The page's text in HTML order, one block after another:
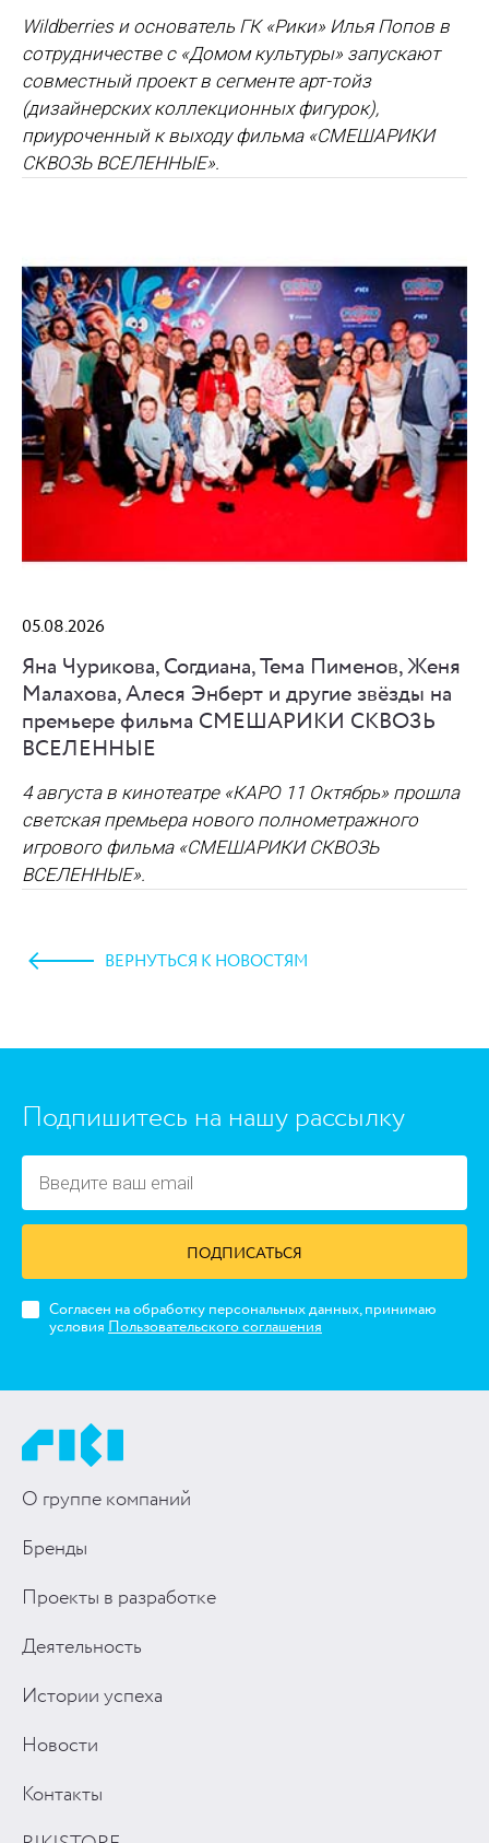
Wildberries и основатель ГК «Рики» Илья Попов в
сотрудничестве с «Домом культуры» запускают
совместный проект в сегменте арт-тойз
(дизайнерских коллекционных фигурок),
приуроченный к выходу фильма «СМЕШАРИКИ
СКВОЗЬ ВСЕЛЕННЫЕ».
05.08.2026
Яна Чурикова, Согдиана, Тема Пименов, Женя
Малахова, Алеся Энберт и другие звёзды на
премьере фильма СМЕШАРИКИ СКВОЗЬ
ВСЕЛЕННЫЕ
4 августа в кинотеатре «КАРО 11 Октябрь» прошла
светская премьера нового полнометражного
игрового фильма «СМЕШАРИКИ СКВОЗЬ
ВСЕЛЕННЫЕ».
https://www.high-endrolex.com/45
ВЕРНУТЬСЯ К НОВОСТЯМ
Подпишитесь на нашу рассылку
ПОДПИСАТЬСЯ
Согласен на обработку персональных данных, принимаю
условия Пользовательского соглашения
О группе компаний
Бренды
Проекты в разработке
Деятельность
Истории успеха
Новости
Контакты